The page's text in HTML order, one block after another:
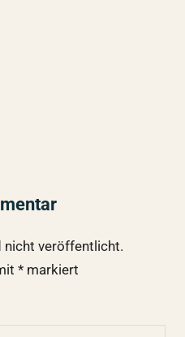
nicht veröffentlicht.
*markiert